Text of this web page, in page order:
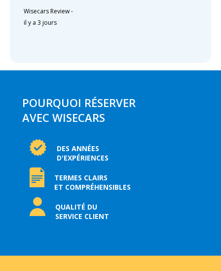
Wisecars Review-
il y a 3 jours
POURQUOI RÉSERVER
AVEC WISECARS
DES ANNÉES
D'EXPÉRIENCES
TERMES CLAIRS
ET COMPRÉHENSIBLES
QUALITÉ DU
SERVICE CLIENT